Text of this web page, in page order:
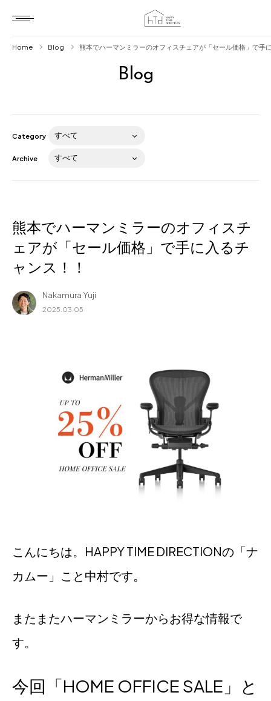
Blog
About us
for Business
Recruit
フラッグシップストア
0965-52-0323
096-274-8175
Blog
Home Blog 熊本でハーマンミラーのオフィスチェアが「セール価格」で手
Category
Archive
熊本でハーマンミラーのオフィスチ
ェアが「セール価格」で手に入るチ
ャンス！！
Nakamura Yuji
2025.03.05
こんにちは。HAPPY TIME DIRECTIONの「ナ
カムー」こと中村です。
またまたハーマンミラーからお得な情報で
す。
今回「HOME OFFICE SALE」と